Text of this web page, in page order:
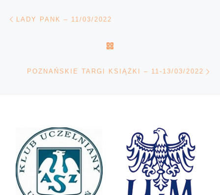
Nawigacja wpisu
LADY PANK – 11/03/2022
POZNAŃSKIE TARGI KSIĄŻKI – 11-13/03/2022